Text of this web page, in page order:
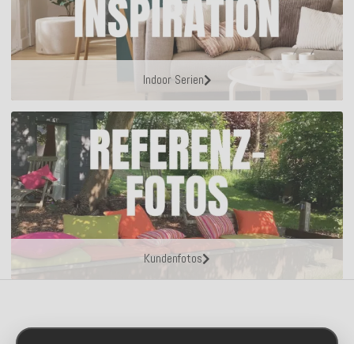
Indoor Serien
Kundenfotos